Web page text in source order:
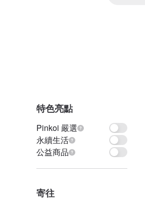
特色亮點
Pinkoi 嚴選
永續生活
公益商品
寄往